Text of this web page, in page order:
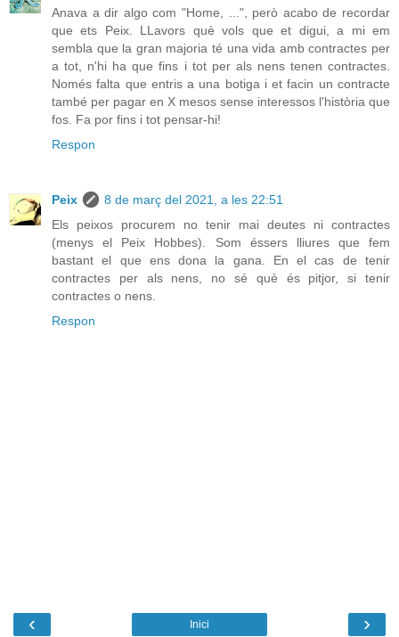
Anava a dir algo com "Home, ...", però acabo de recordar
que ets Peix. LLavors què vols que et digui, a mi em
sembla que la gran majoria té una vida amb contractes per
a tot, n'hi ha que fins i tot per als nens tenen contractes.
Només falta que entris a una botiga i et facin un contracte
també per pagar en X mesos sense interessos l'història que
fos. Fa por fins i tot pensar-hi!
Respon
Peix
8 de març del 2021, a les 22:51
Els peixos procurem no tenir mai deutes ni contractes
(menys el Peix Hobbes). Som éssers lliures que fem
bastant el que ens dona la gana. En el cas de tenir
contractes per als nens, no sé què és pitjor, si tenir
contractes o nens.
Respon
‹ ›
Inici